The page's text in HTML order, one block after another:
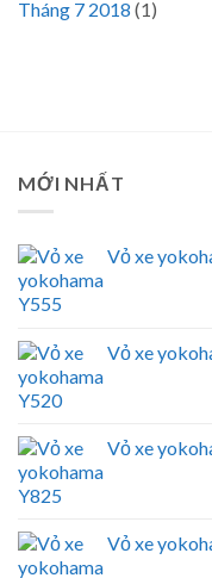
Tháng 7 2018 (1)
MỚI NHẤT
Vỏ xe
Vỏ xe
Vỏ xe
Vỏ xe